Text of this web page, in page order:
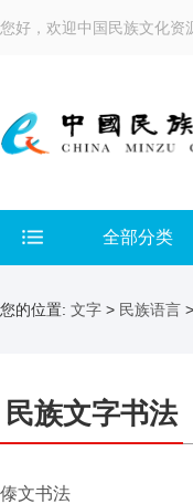
您好，欢迎中国民族文化资
全部分类
您的位置: 文字 > 民族语言 >
民族文字书法
傣文书法